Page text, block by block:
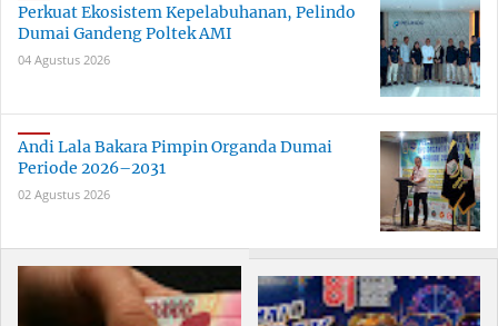
Perkuat Ekosistem Kepelabuhanan, Pelindo
Dumai Gandeng Poltek AMI
04 Agustus 2026
Andi Lala Bakara Pimpin Organda Dumai
Periode 2026–2031
02 Agustus 2026